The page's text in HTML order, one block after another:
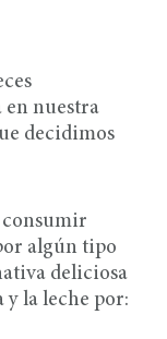
en nuestra
decidimos
consumir
algún tipo
deliciosa
y la leche por: